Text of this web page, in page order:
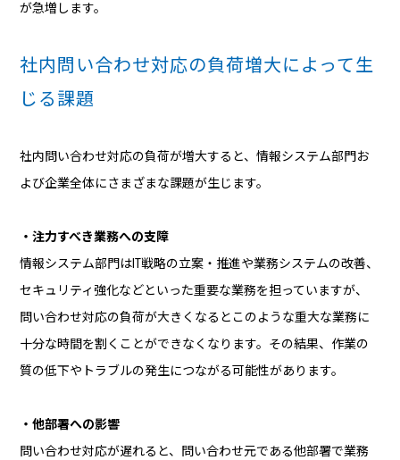
が急増します。
社内問い合わせ対応の負荷増大によって生
じる課題
社内問い合わせ対応の負荷が増大すると、情報システム部門お
よび企業全体にさまざまな課題が生じます。
・注力すべき業務への支障
情報システム部門はIT戦略の立案・推進や業務システムの改善、
セキュリティ強化などといった重要な業務を担っていますが、
問い合わせ対応の負荷が大きくなるとこのような重大な業務に
十分な時間を割くことができなくなります。その結果、作業の
質の低下やトラブルの発生につながる可能性があります。
・他部署への影響
問い合わせ対応が遅れると、問い合わせ元である他部署で業務